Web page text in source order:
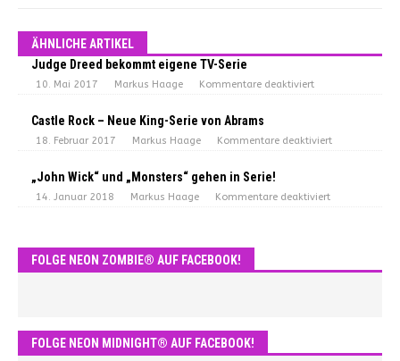
ÄHNLICHE ARTIKEL
Judge Dreed bekommt eigene TV-Serie
10. Mai 2017 Markus Haage Kommentare deaktiviert
Castle Rock – Neue King-Serie von Abrams
18. Februar 2017 Markus Haage Kommentare deaktiviert
„John Wick“ und „Monsters“ gehen in Serie!
14. Januar 2018 Markus Haage Kommentare deaktiviert
FOLGE NEON ZOMBIE® AUF FACEBOOK!
FOLGE NEON MIDNIGHT® AUF FACEBOOK!